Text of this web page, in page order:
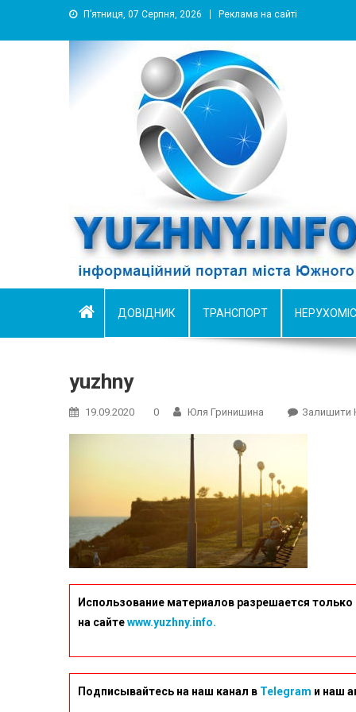
П’ятниця, 07 Серпня, 2026 Реклама на сайті
YUZHNY.INFO
информационный портал города Южный
ДОВІДНИК ТРАНСПОРТ
yuzhny
19.09.2020 0 Юля Гринишина Залишити
Использование материалов разрешается
на сайтеwww.yuzhny.info.
Подписывайтесь на наш канал в Telegram и наш